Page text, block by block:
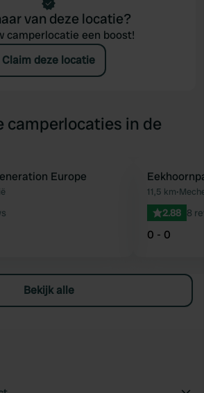
van deze locatie?
camperlocatie een boost!
Claim deze locatie
camperlocaties in de
Favoriet
Europe
11,5 km•
2.88 8
0 - 0
Bekijk alle